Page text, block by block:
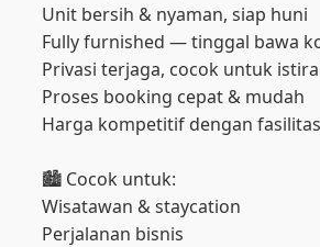
Unit bersih & nyaman, siap huni
Fully furnished — tinggal bawa
Privasi terjaga, cocok untuk
Proses booking cepat & mudah
Harga kompetitif dengan
🏙️ Cocok untuk:
Wisatawan & staycation
Perjalanan bisnis